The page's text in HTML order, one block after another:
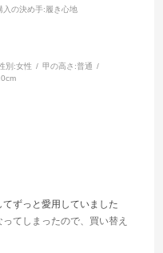
入の決め手:履き心地
別:女性 甲の高さ:普通
ずっと愛用していました
てしまったので、買い替え